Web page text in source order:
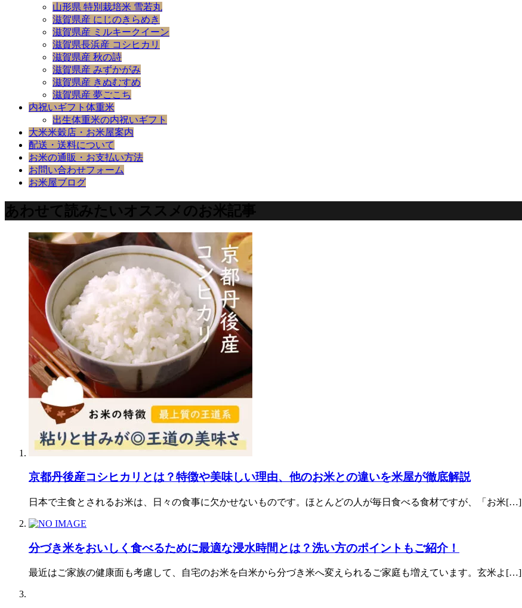
山形県 特別栽培米 雪若丸
滋賀県産 にじのきらめき
滋賀県産 ミルキークイーン
滋賀県長浜産 コシヒカリ
滋賀県産 秋の詩
滋賀県産 みずかがみ
滋賀県産 きぬむすめ
滋賀県産 夢ごこち
内祝いギフト体重米
出生体重米の内祝いギフト
大米米穀店・お米屋案内
配送・送料について
お米の通販・お支払い方法
お問い合わせフォーム
お米屋ブログ
あわせて読みたいオススメのお米記事
京都丹後産コシヒカリとは？特徴や美味しい理由、他のお米との違いを米屋が徹底解説
日本で主食とされるお米は、日々の食事に欠かせないものです。ほとんどの人が毎日食べる食材ですが、「お米[…]
分づき米をおいしく食べるために最適な浸水時間とは？洗い方のポイントもご紹介！
最近はご家族の健康面も考慮して、自宅のお米を白米から分づき米へ変えられるご家庭も増えています。玄米よ[…]